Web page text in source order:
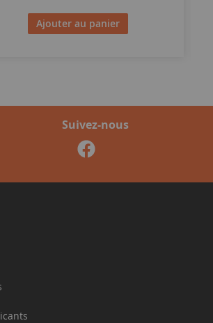
Ajouter au panier
Suivez-nous